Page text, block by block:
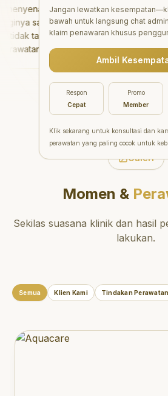
sangat baik
takut sama
tidak
setelahnya.
ke dokter
"
Galeri
Momen &
Sekilas suasana klinik dan hasil
lakukan.
Semua Klien Kami Tindakan Perawatan
Jangan lewatkan
bawah untuk langsung chat
klaim penawaran khusus
Ambil
Respon
Cepat
Promo
Member
Klik sekarang untuk konsultasi dan
perawatan yang paling cocok untuk